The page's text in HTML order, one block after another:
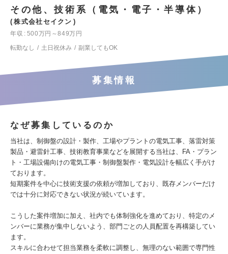
その他、技術系（電気・電子・半導体）
株式会社セイクン
年収
500万円～849万円
転勤なし
土日祝休み 副業してもOK
募集情報
なぜ募集しているのか
当社は、制御盤の設計・製作、工場やプラントの電気工事、落雷対策
製品・避雷針工事、技術教育事業などを展開する当社は、FA・プラン
ト・工場設備向けの電気工事・制御盤製作・電気設計を幅広く手がけ
ております。
短期案件を中心に技術支援の依頼が増加しており、既存メンバーだけ
では十分に対応できない状況が続いています。
こうした案件増加に加え、社内でも体制強化を進めており、特定のメ
ンバーに業務が集中しないよう、部門ごとの人員配置を再構築してい
ます。
スキルに合わせて担当業務を柔軟に調整し、無理のない範囲で専門性